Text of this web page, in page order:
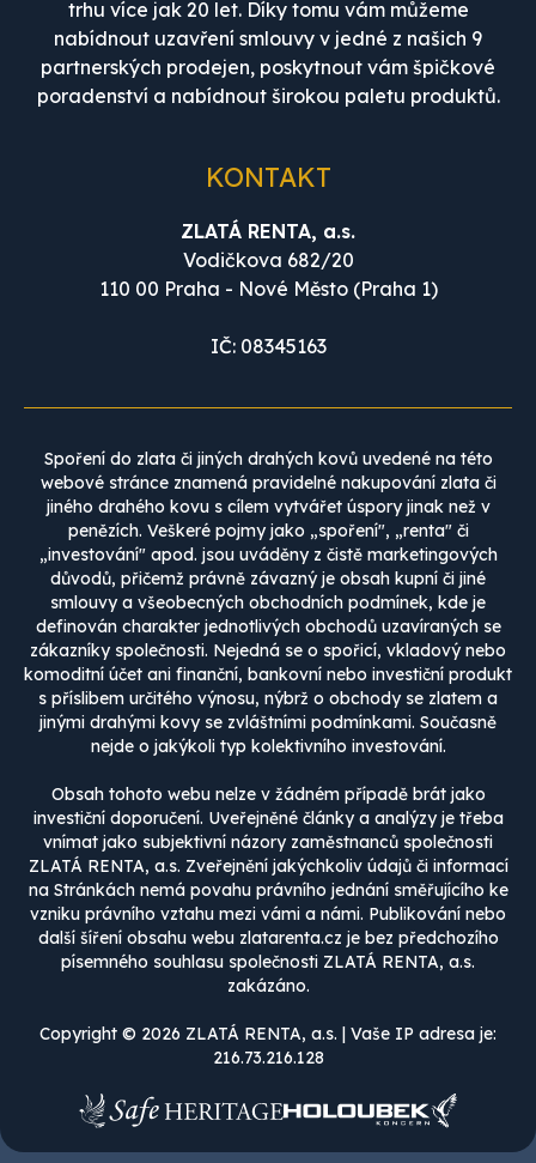
trhu více jak 20 let. Díky tomu vám můžeme
nabídnout uzavření smlouvy v jedné z našich 9
partnerských prodejen, poskytnout vám špičkové
poradenství a nabídnout širokou paletu produktů.
KONTAKT
ZLATÁ RENTA, a.s.
Vodičkova 682/20
110 00 Praha - Nové Město (Praha 1)
IČ: 08345163
Spoření do zlata či jiných drahých kovů uvedené na této
webové stránce znamená pravidelné nakupování zlata či
jiného drahého kovu s cílem vytvářet úspory jinak než v
penězích. Veškeré pojmy jako „spoření", „renta" či
„investování" apod. jsou uváděny z čistě marketingových
důvodů, přičemž právně závazný je obsah kupní či jiné
smlouvy a všeobecných obchodních podmínek, kde je
definován charakter jednotlivých obchodů uzavíraných se
zákazníky společnosti. Nejedná se o spořicí, vkladový nebo
komoditní účet ani finanční, bankovní nebo investiční produkt
s příslibem určitého výnosu, nýbrž o obchody se zlatem a
jinými drahými kovy se zvláštními podmínkami. Současně
nejde o jakýkoli typ kolektivního investování.
Obsah tohoto webu nelze v žádném případě brát jako
investiční doporučení. Uveřejněné články a analýzy je třeba
vnímat jako subjektivní názory zaměstnanců společnosti
ZLATÁ RENTA, a.s. Zveřejnění jakýchkoliv údajů či informací
na Stránkách nemá povahu právního jednání směřujícího ke
vzniku právního vztahu mezi vámi a námi. Publikování nebo
další šíření obsahu webu zlatarenta.cz je bez předchozího
písemného souhlasu společnosti ZLATÁ RENTA, a.s.
zakázáno.
Copyright © 2026 ZLATÁ RENTA, a.s. | Vaše IP adresa je:
216.73.216.128